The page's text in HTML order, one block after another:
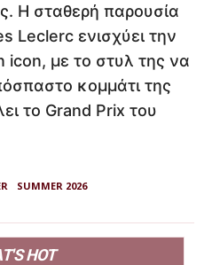
Η σταθερή παρουσία
Leclerc ενισχύει την
icon, με το στυλ της να
κομμάτι της
το Grand Prix του
SUMMER 2026
HOT